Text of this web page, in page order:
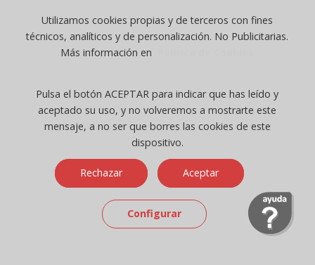
HP 950XL - Cartucho
para Officejet Pro 8600
negro
desde: 56,62
68,51 con Iva
Goma de borrar
moldeable maleable
0,89 €
1,08 con Iva
Utilizamos cookies propias y de terceros con fines
técnicos, analíticos y de personalización. No Publicitarias.
Más información en
Pulsa el botón ACEPTAR para indicar que has leído y
aceptado su uso, y no volveremos a mostrarte este
mensaje, a no ser que borres las cookies de este
dispositivo.
Rechazar Aceptar
Configurar